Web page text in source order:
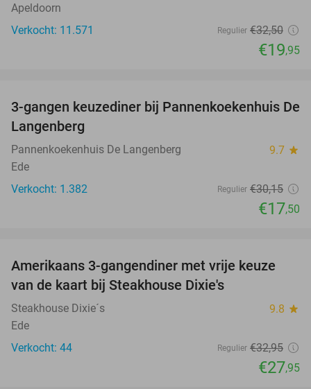
Apeldoorn
Verkocht: 11.571
Regulier €32,50
€19,95
42%
3-gangen keuzediner bij Pannenkoekenhuis De
Langenberg
Pannenkoekenhuis De Langenberg 9.7 star
Ede
Verkocht: 1.382
Regulier €30,15
€17,50
15%
Amerikaans 3-gangendiner met vrije keuze
van de kaart bij Steakhouse Dixie's
Steakhouse Dixie´s 9.8 star
Ede
Verkocht: 44
Regulier €32,95
€27,95